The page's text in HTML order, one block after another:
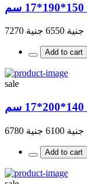
جنية 6550 جنية 7270
Add to cart
sale
جنية 6100 جنية 6780
Add to cart